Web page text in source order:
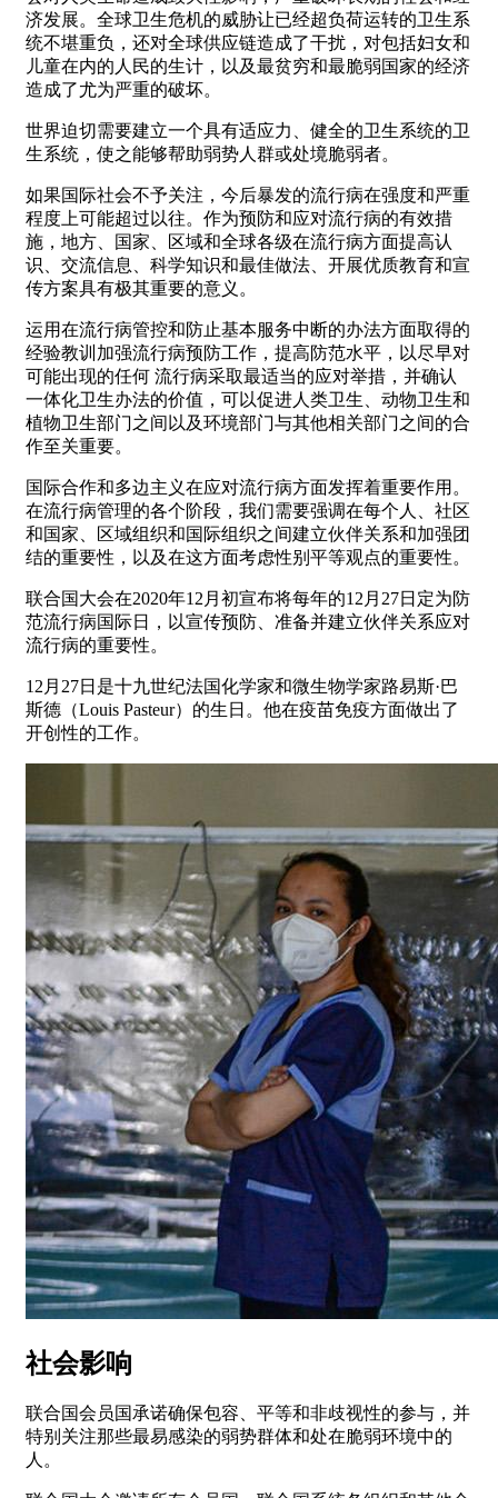
济发展。全球卫生危机的威胁让已经超负荷运转的卫生系
统不堪重负，还对全球供应链造成了干扰，对包括妇女和
儿童在内的人民的生计，以及最贫穷和最脆弱国家的经济
造成了尤为严重的破坏。
世界迫切需要建立一个具有适应力、健全的卫生系统的卫
生系统，使之能够帮助弱势人群或处境脆弱者。
如果国际社会不予关注，今后暴发的流行病在强度和严重
程度上可能超过以往。作为预防和应对流行病的有效措
施，地方、国家、区域和全球各级在流行病方面提高认
识、交流信息、科学知识和最佳做法、开展优质教育和宣
传方案具有极其重要的意义。
运用在流行病管控和防止基本服务中断的办法方面取得的
经验教训加强流行病预防工作，提高防范水平，以尽早对
可能出现的任何 流行病采取最适当的应对举措，并确认
一体化卫生办法的价值，可以促进人类卫生、动物卫生和
植物卫生部门之间以及环境部门与其他相关部门之间的合
作至关重要。
国际合作和多边主义在应对流行病方面发挥着重要作用。
在流行病管理的各个阶段，我们需要强调在每个人、社区
和国家、区域组织和国际组织之间建立伙伴关系和加强团
结的重要性，以及在这方面考虑性别平等观点的重要性。
联合国大会在2020年12月初宣布将每年的12月27日定为防
范流行病国际日，以宣传预防、准备并建立伙伴关系应对
流行病的重要性。
12月27日是十九世纪法国化学家和微生物学家路易斯·巴
斯德（Louis Pasteur）的生日。他在疫苗免疫方面做出了
开创性的工作。
社会影响
联合国会员国承诺确保包容、平等和非歧视性的参与，并
特别关注那些最易感染的弱势群体和处在脆弱环境中的
人。